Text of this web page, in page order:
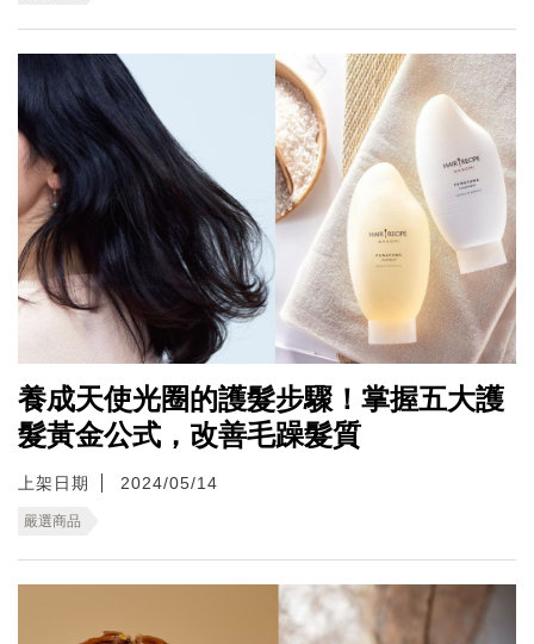
養成天使光圈的護髮步驟！掌握五大護
髮黃金公式，改善毛躁髮質
上架日期 2024/05/14
嚴選商品